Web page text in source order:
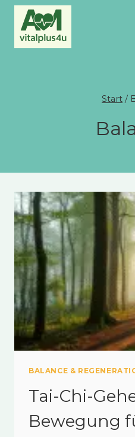
Zum
Inhalt
springen
Start /
BALANCE &
Tai-Chi-
Bewegung